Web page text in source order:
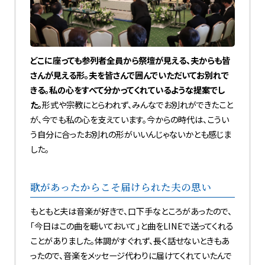
どこに座っても参列者全員から祭壇が見える、夫からも皆
さんが見える形。夫を皆さんで囲んでいただいてお別れで
きる。私の心をすべて分かってくれているような提案でし
た。形式や宗教にとらわれず、みんなでお別れができたこと
が、今でも私の心を支えています。今からの時代は、こうい
う自分に合ったお別れの形がいいんじゃないかとも感じま
した。
歌があったからこそ届けられた夫の思い
もともと夫は音楽が好きで、口下手なところがあったので、
「今日はこの曲を聴いておいて」と曲をLINEで送ってくれる
ことがありました。体調がすぐれず、長く話せないときもあ
ったので、音楽をメッセージ代わりに届けてくれていたんで